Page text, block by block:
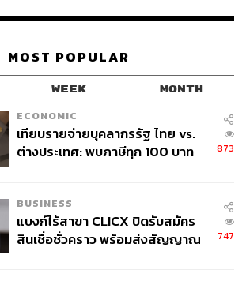
MOST POPULAR
WEEK MONTH
ECONOMIC
เทียบรายจ่ายบุคลากรรัฐ ไทย vs.
ต่างประเทศ: พบภาษีทุก 100 บาท
873
BUSINESS
แบงก์ไร้สาขา CLICX ปิดรับสมัคร
สินเชื่อชั่วคราว พร้อมส่งสัญญาณ
747